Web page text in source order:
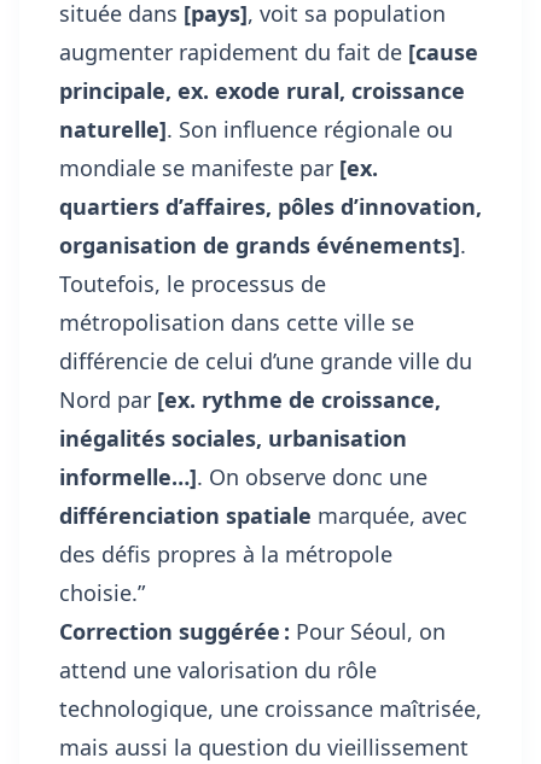
située dans [pays], voit sa population
augmenter rapidement du fait de [cause
principale, ex. exode rural, croissance
naturelle]. Son influence régionale ou
mondiale se manifeste par [ex.
quartiers d’affaires, pôles d’innovation,
organisation de grands événements].
Toutefois, le processus de
métropolisation dans cette ville se
différencie de celui d’une grande ville du
Nord par [ex. rythme de croissance,
inégalités sociales, urbanisation
informelle…]. On observe donc une
différenciation spatiale marquée, avec
des défis propres à la métropole
choisie.”
Correction suggérée : Pour Séoul, on
attend une valorisation du rôle
technologique, une croissance maîtrisée,
mais aussi la question du vieillissement